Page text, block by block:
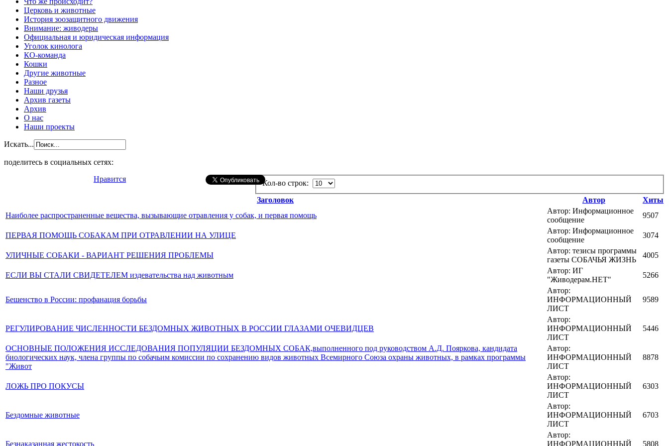
Церковь и животные
История зоозащитного движения
Внимание: живодеры
Официальная и юридическая информация
Уголок кинолога
КО-команда
Кошки
Другие животные
Разное
Наши друзья
Архив газеты
Архив
О нас
Наши проекты
Искать...
поделитесь в социальных сетях:
Нравится
Кол-во строк:
Заголовок
Автор
Хиты
Наиболее распространенные вещества, вызывающие отравления у собак, и первая помощь
Автор: Информационное
сообщение
9507
ПЕРВАЯ ПОМОЩЬ СОБАКАМ ПРИ ОТРАВЛЕНИИ НА УЛИЦЕ
Автор: Информационное
сообщение
3074
УЛИЧНЫЕ СОБАКИ - ВАРИАНТ РЕШЕНИЯ ПРОБЛЕМЫ
Автор: тезисы программы
газеты СОБАЧЬЯ ЖИЗНЬ
4005
ЕСЛИ ВЫ СТАЛИ СВИДЕТЕЛЕМ издевательства над животным
Автор: ИГ
"Живодерам.НЕТ"
5266
Бешенство в России: профанация борьбы
Автор:
ИНФОРМАЦИОННЫЙ
ЛИСТ
9589
РЕГУЛИРОВАНИЕ ЧИСЛЕННОСТИ БЕЗДОМНЫХ ЖИВОТНЫХ В РОССИИ ГЛАЗАМИ ОЧЕВИДЦЕВ
Автор:
ИНФОРМАЦИОННЫЙ
ЛИСТ
5446
ОСНОВНЫЕ ПОЛОЖЕНИЯ ИССЛЕДОВАНИЯ ПОПУЛЯЦИИ БЕЗДОМНЫХ СОБАК,выполненного под руководством А.Д. Пояркова, кандидата
биологических наук, члена группы по собачьим комиссии по сохранению видов животных Всемирного Союза охраны животных, в рамках программы
"Живот
Автор:
ИНФОРМАЦИОННЫЙ
ЛИСТ
8878
ЛОЖЬ ПРО ПОКУСЫ
Автор:
ИНФОРМАЦИОННЫЙ
ЛИСТ
6303
Бездомные животные
Автор:
ИНФОРМАЦИОННЫЙ
ЛИСТ
6703
Безнаказанная жестокость
Автор:
ИНФОРМАЦИОННЫЙ
5808